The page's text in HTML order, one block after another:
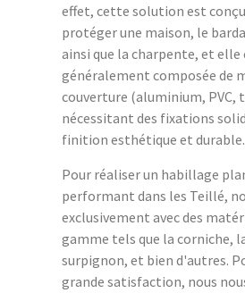
effet, cette solution est
protéger une maison, le
ainsi que la charpente, et elle
généralement composée de
couverture (aluminium, PVC,
nécessitant des fixations
finition esthétique et durable.
Pour réaliser un habillage
performant dans les Teillé,
exclusivement avec des
gamme tels que la corniche,
surpignon, et bien d'autres.
grande satisfaction, nous